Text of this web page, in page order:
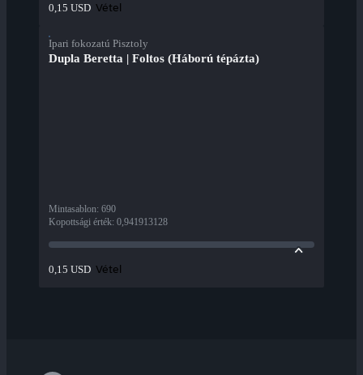
0,15 USD Vétel
Ipari fokozatú Pisztoly
Dupla Beretta | Foltos (Háború tépázta)
Mintasablon: 690
Kopottsági érték: 0,941913128
0,15 USD Vétel